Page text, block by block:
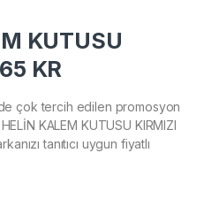
KUTUSU
KR
çok tercih edilen promosyon
KALEM KUTUSU KIRMIZI
tanıtıcı uygun fiyatlı